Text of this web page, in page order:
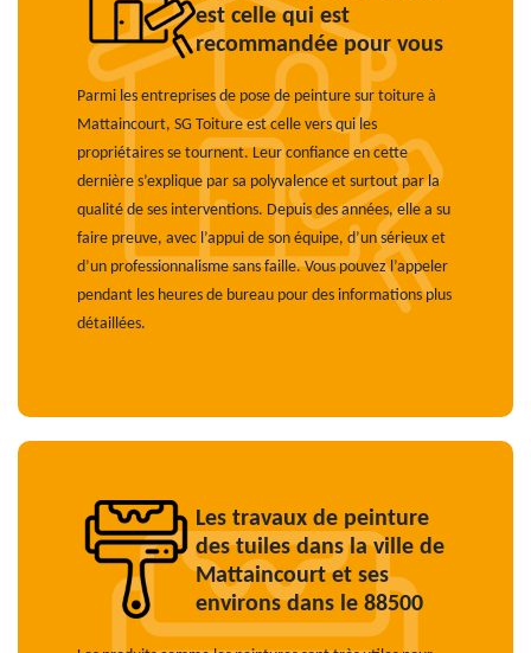
est celle qui est
recommandée pour vous
Parmi les entreprises de pose de peinture sur toiture à
Mattaincourt, SG Toiture est celle vers qui les
propriétaires se tournent. Leur confiance en cette
dernière s’explique par sa polyvalence et surtout par la
qualité de ses interventions. Depuis des années, elle a su
faire preuve, avec l’appui de son équipe, d’un sérieux et
d’un professionnalisme sans faille. Vous pouvez l’appeler
pendant les heures de bureau pour des informations plus
détaillées.
Les travaux de peinture
des tuiles dans la ville de
Mattaincourt et ses
environs dans le 88500